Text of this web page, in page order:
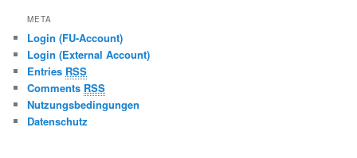
META
Login (FU-Account)
Login (External Account)
Entries RSS
Comments RSS
Nutzungsbedingungen
Datenschutz